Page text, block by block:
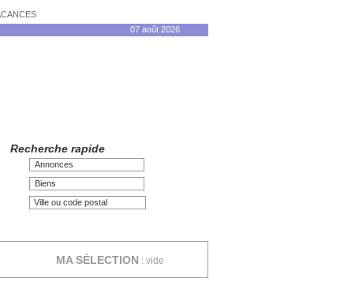
07 août 2026
Recherche rapide
Annonces
Biens
MA SÉLECTION : vide